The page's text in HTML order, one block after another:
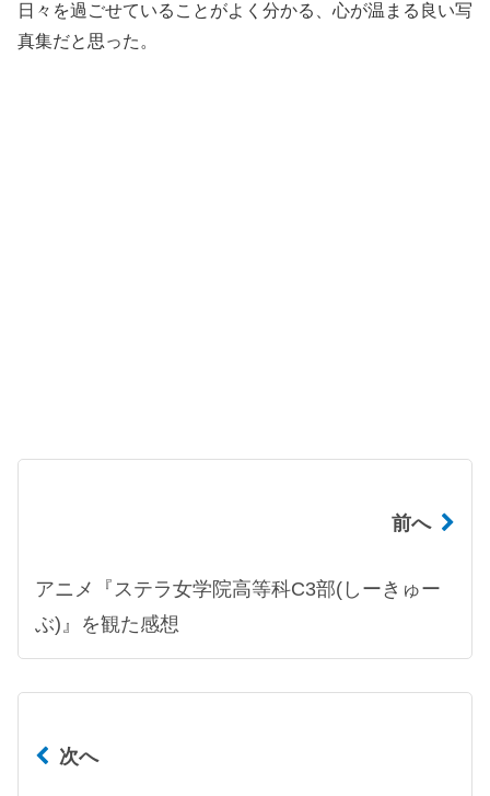
日々を過ごせていることがよく分かる、心が温まる良い写
真集だと思った。
前へ
アニメ『ステラ女学院高等科C3部(しーきゅー
ぶ)』を観た感想
次へ